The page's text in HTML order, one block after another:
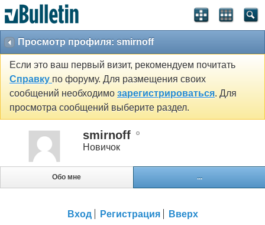
Просмотр профиля: smirnoff
Если это ваш первый визит, рекомендуем почитать
Справку по форуму. Для размещения своих
сообщений необходимо зарегистрироваться. Для
просмотра сообщений выберите раздел.
smirnoff
Новичок
Обо мне ...
Вход Регистрация Вверх